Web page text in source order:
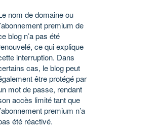
nom de domaine ou
premium de
blog n’a pas été
ce qui explique
interruption. Dans
cas, le blog peut
être protégé par
mot de passe, rendant
accès limité tant que
premium n’a
été réactivé.